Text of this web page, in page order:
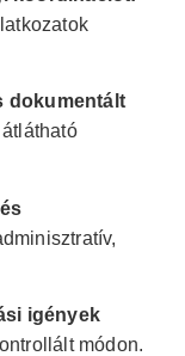
dokumentált
igények
módon.